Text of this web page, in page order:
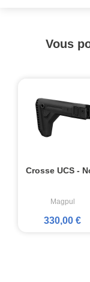
Vous
Crosse UCS -
Magpul
330,00 €